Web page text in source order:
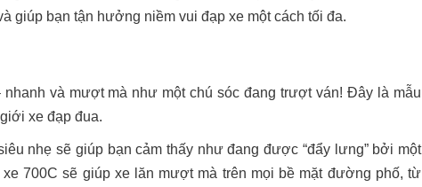
giúp bạn tận hưởng niềm vui đạp xe một cách tối đa.
và mượt mà như một chú sóc đang trượt ván! Đây là mẫu
xe đạp đua.
nhẹ sẽ giúp bạn cảm thấy như đang được “đẩy lưng” bởi một
700C sẽ giúp xe lăn mượt mà trên mọi bề mặt đường phố, từ